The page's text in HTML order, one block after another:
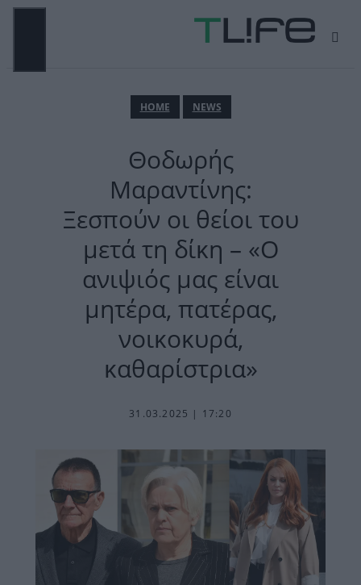
Μετάβαση
ΗΟΜΕ NEWS
Θοδωρής
Μαραντίνης:
Ξεσπούν οι θείοι του
μετά τη δίκη – «Ο
ανιψιός μας είναι
μητέρα, πατέρας,
νοικοκυρά,
καθαρίστρια»
31.03.2025 | 17:20